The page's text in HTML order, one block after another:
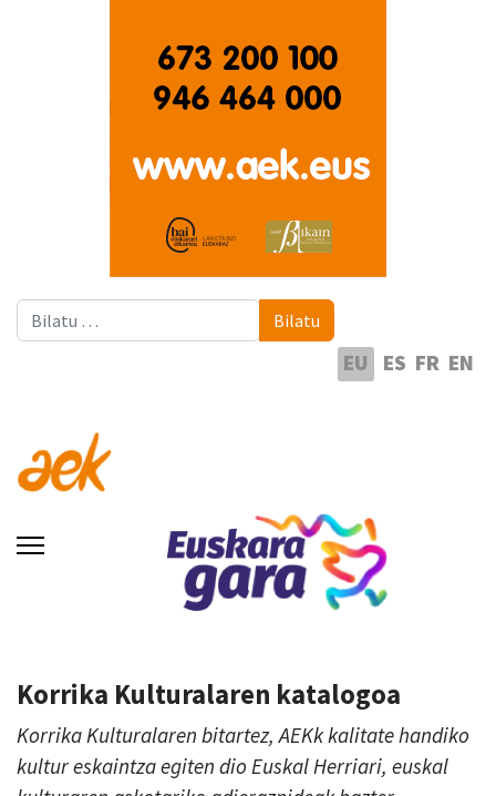
Bilatu Bilatu
EU ES FR EN
Korrika Kulturalaren katalogoa
Korrika Kulturalaren bitartez, AEKk kalitate handiko
kultur eskaintza egiten dio Euskal Herriari, euskal